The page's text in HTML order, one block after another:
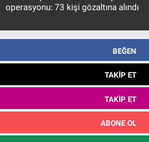
operasyonu: 73 kişi gözaltına alındı
BEĞEN
TAKIP ET
TAKIP ET
ABONE OL